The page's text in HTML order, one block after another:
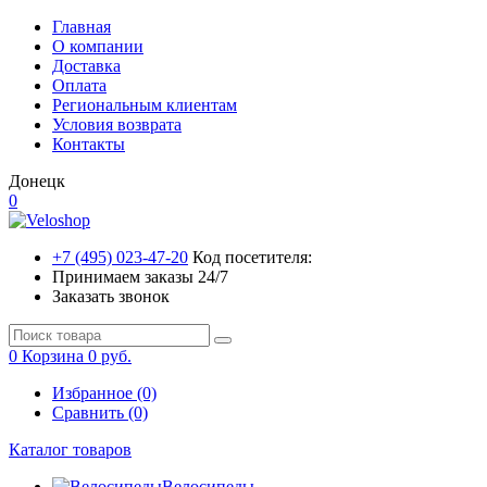
Главная
О компании
Доставка
Оплата
Региональным клиентам
Условия возврата
Контакты
Донецк
0
+7 (495) 023-47-20 Код посетителя:
Принимаем заказы 24/7
Заказать звонок
0 Корзина 0 руб.
Избранное (0)
Сравнить (0)
Каталог товаров